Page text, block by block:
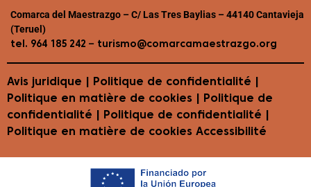
Comarca del Maestrazgo – C/ Las Tres Baylias – 44140 Cantavieja
(Teruel)
tel. 964 185 242 – turismo@comarcamaestrazgo.org
Avis juridique Politique de confidentialité
Politique en matière de cookies | Politique de
confidentialité | Politique de confidentialité |
Politique en matière de cookies Accessibilité